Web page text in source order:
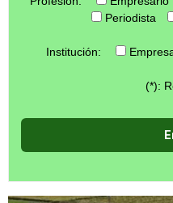
Periodista
Institución:
(*):